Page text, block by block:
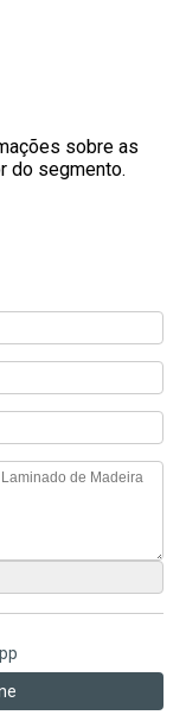
sobre as
do segmento.